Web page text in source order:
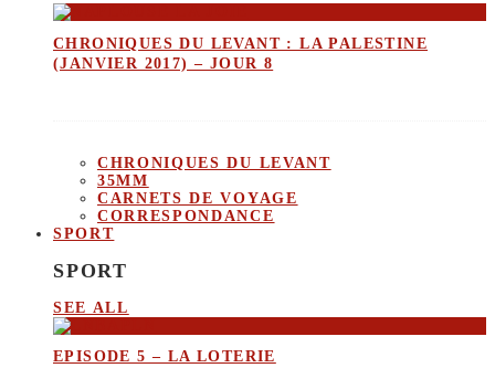
CHRONIQUES DU LEVANT : LA PALESTINE
(JANVIER 2017) – JOUR 8
CHRONIQUES DU LEVANT
35MM
CARNETS DE VOYAGE
CORRESPONDANCE
SPORT
SPORT
SEE ALL
EPISODE 5 – LA LOTERIE